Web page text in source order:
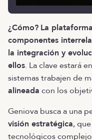
¿Cómo? La
componentes
la integración y
ellos. La clave estará
sistemas trabajen de
alineada con los
Geniova busca a una
visión estratégica,
tecnológicos